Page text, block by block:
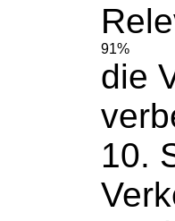
91%
die
10.